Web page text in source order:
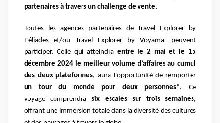
partenaires à travers un challenge de vente.
Toutes les agences partenaires de Travel Explorer by
Héliades et/ou Travel Explorer by Voyamar peuvent
participer. Celle qui atteindra entre le 2 mai et le 15
décembre 2024 le meilleur volume d’affaires au cumul
des deux plateformes, aura l'opportunité de remporter
un tour du monde pour deux personnes*.Ce
voyage comprendra six escales sur trois semaines,
offrant une immersion totale dans la diversité des cultures